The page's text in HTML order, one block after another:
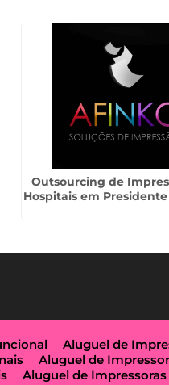
Outsourcing de
Hospitais em
Aluguel de
Aluguel de
Aluguel de